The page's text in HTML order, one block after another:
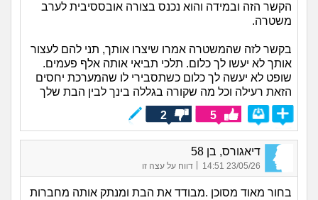
הקשר הזה ובמידה והוא נכנס בצורה אובססיבית לערב
משטרה.
בקשר לזה שהמשטרה אמרו שיצרו אותך, תני להם לעצור
אותך לא יעשו לך כלום. תלכי תביאי אותה אלף פעמים.
שופט לא יעשה לך כלום כשתסבירי לו שהמערכת יחסים
הזאת רעילה וכל מה שקורה בגללה בינך לבין הבת שלך
5
2
דיאגורס, בן 58
23/05/26 14:51 דווח על עצה זו
בחור מאוד מסוכן .מבודד את הבת ומנתק אותה מחברות